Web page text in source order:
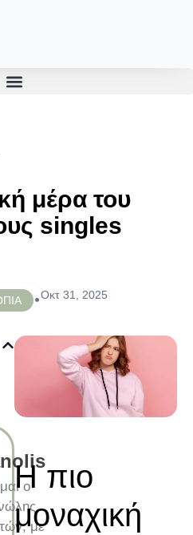
μέρα του
singles
•Οκτ 31, 2025
ο
με
Η πιο
μοναχική